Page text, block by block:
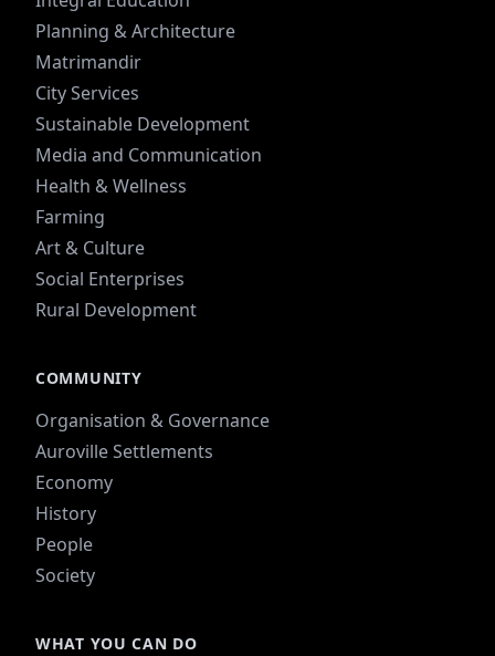
Planning & Architecture
Matrimandir
City Services
Sustainable Development
Media and Communication
Health & Wellness
Farming
Art & Culture
Social Enterprises
Rural Development
COMMUNITY
Organisation & Governance
Auroville Settlements
Economy
History
People
Society
WHAT YOU CAN DO